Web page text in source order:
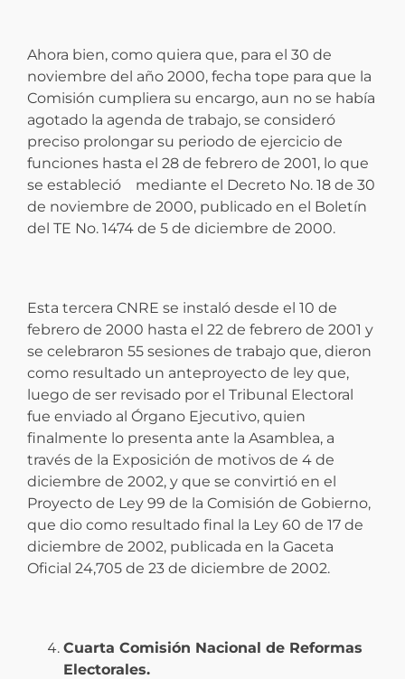
Ahora bien, como quiera que, para el 30 de
noviembre del año 2000, fecha tope para que la
Comisión cumpliera su encargo, aun no se había
agotado la agenda de trabajo, se consideró
preciso prolongar su periodo de ejercicio de
funciones hasta el 28 de febrero de 2001, lo que
se estableció mediante el Decreto No. 18 de 30
de noviembre de 2000, publicado en el Boletín
del TE No. 1474 de 5 de diciembre de 2000.
Esta tercera CNRE se instaló desde el 10 de
febrero de 2000 hasta el 22 de febrero de 2001 y
se celebraron 55 sesiones de trabajo que, dieron
como resultado un anteproyecto de ley que,
luego de ser revisado por el Tribunal Electoral
fue enviado al Órgano Ejecutivo, quien
finalmente lo presenta ante la Asamblea, a
través de la Exposición de motivos de 4 de
diciembre de 2002, y que se convirtió en el
Proyecto de Ley 99 de la Comisión de Gobierno,
que dio como resultado final la Ley 60 de 17 de
diciembre de 2002, publicada en la Gaceta
Oficial 24,705 de 23 de diciembre de 2002.
Cuarta Comisión Nacional de Reformas
Electorales.